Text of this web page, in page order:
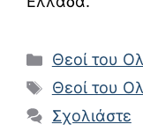
Κατηγορίες
Θεοί του
Ετικέτες
Θεοί του
Σχολιάστε